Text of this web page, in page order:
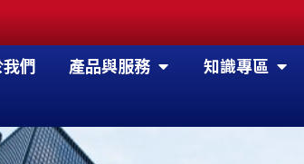
們 產品與服務 OPEN 產品與服務
知識專區